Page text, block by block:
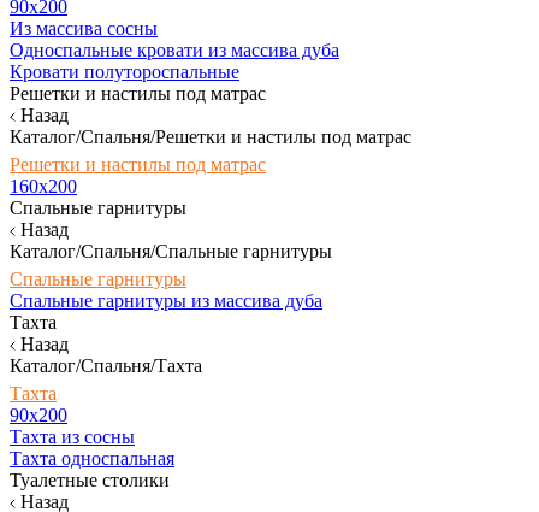
90х200
Из массива сосны
Односпальные кровати из массива дуба
Кровати полутороспальные
Решетки и настилы под матрас
Назад
Каталог/Спальня/Решетки и настилы под матрас
Решетки и настилы под матрас
160х200
Спальные гарнитуры
Назад
Каталог/Спальня/Спальные гарнитуры
Спальные гарнитуры
Спальные гарнитуры из массива дуба
Тахта
Назад
Каталог/Спальня/Тахта
Тахта
90х200
Тахта из сосны
Тахта односпальная
Туалетные столики
Назад